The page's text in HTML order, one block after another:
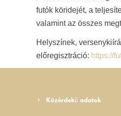
futók köridejét, a
valamint az összes
Helyszínek,
előregisztráció: https://
Közérdekű adatok